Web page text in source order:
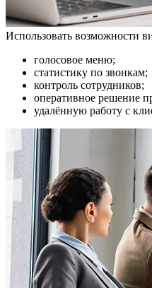
Использовать возможности
голосовое меню;
статистику по звонкам;
контроль сотрудников;
оперативное решение
удалённую работу с